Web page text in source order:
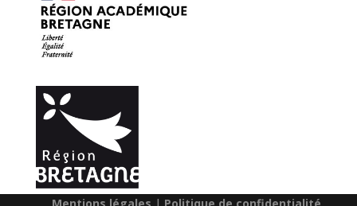
© 2025Le Mouvement Associatif de Bretagne
Mentions légales | Politique de confidentialité